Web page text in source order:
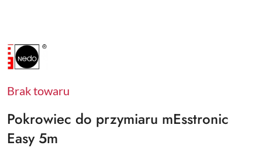
NAZWA
PRODUCENTA:
NEDO
Brak towaru
Pokrowiec do przymiaru mEsstronic
Easy 5m